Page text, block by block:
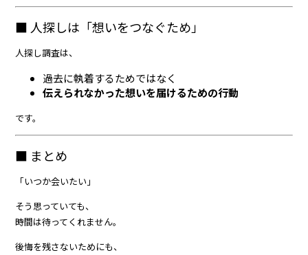
■ 人探しは「想いをつなぐため」
人探し調査は、
過去に執着するためではなく
伝えられなかった想いを届けるための行動
です。
■ まとめ
「いつか会いたい」
そう思っていても、
時間は待ってくれません。
後悔を残さないためにも、